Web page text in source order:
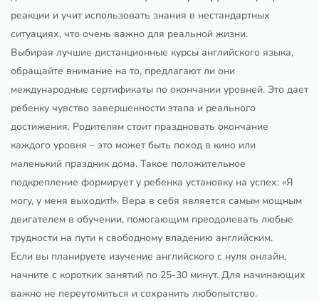
реакции и учит использовать знания в нестандартных
ситуациях, что очень важно для реальной жизни.
Выбирая лучшие дистанционные курсы английского языка,
обращайте внимание на то, предлагают ли они
международные сертификаты по окончании уровней. Это дает
ребенку чувство завершенности этапа и реального
достижения. Родителям стоит праздновать окончание
каждого уровня – это может быть поход в кино или
маленький праздник дома. Такое положительное
подкрепление формирует у ребенка установку на успех: «Я
могу, у меня выходит!». Вера в себя является самым мощным
двигателем в обучении, помогающим преодолевать любые
трудности на пути к свободному владению английским.
Если вы планируете изучение английского с нуля онлайн,
начните с коротких занятий по 25-30 минут. Для начинающих
важно не переутомиться и сохранить любопытство.